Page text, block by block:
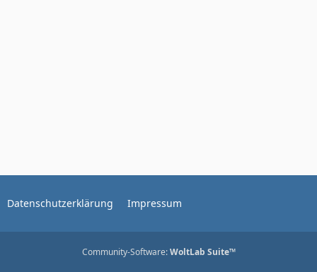
Datenschutzerklärung Impressum
Community-Software:WoltLab Suite™